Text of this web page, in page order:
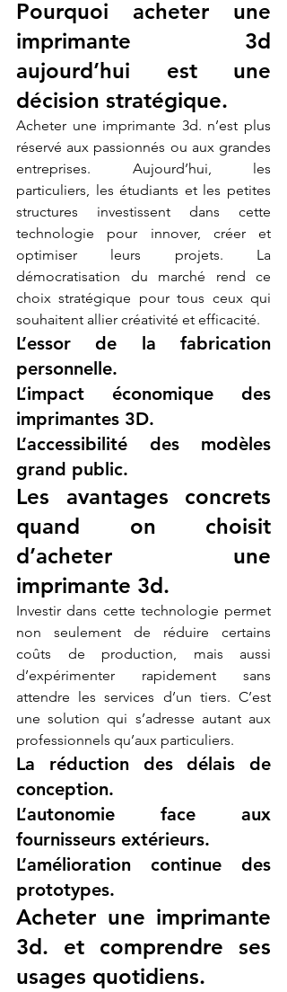
Pourquoi acheter une
imprimante 3d
aujourd’hui est une
décision stratégique.
Acheter une imprimante 3d. n’est plus
réservé aux passionnés ou aux grandes
entreprises. Aujourd’hui, les
particuliers, les étudiants et les petites
structures investissent dans cette
technologie pour innover, créer et
optimiser leurs projets. La
démocratisation du marché rend ce
choix stratégique pour tous ceux qui
souhaitent allier créativité et efficacité.
L’essor de la fabrication
personnelle.
L’impact économique des
imprimantes 3D.
L’accessibilité des modèles
grand public.
Les avantages concrets
quand on choisit
d’acheter une
imprimante 3d.
Investir dans cette technologie permet
non seulement de réduire certains
coûts de production, mais aussi
d’expérimenter rapidement sans
attendre les services d’un tiers. C’est
une solution qui s’adresse autant aux
professionnels qu’aux particuliers.
La réduction des délais de
conception.
L’autonomie face aux
fournisseurs extérieurs.
L’amélioration continue des
prototypes.
Acheter une imprimante
3d. et comprendre ses
usages quotidiens.